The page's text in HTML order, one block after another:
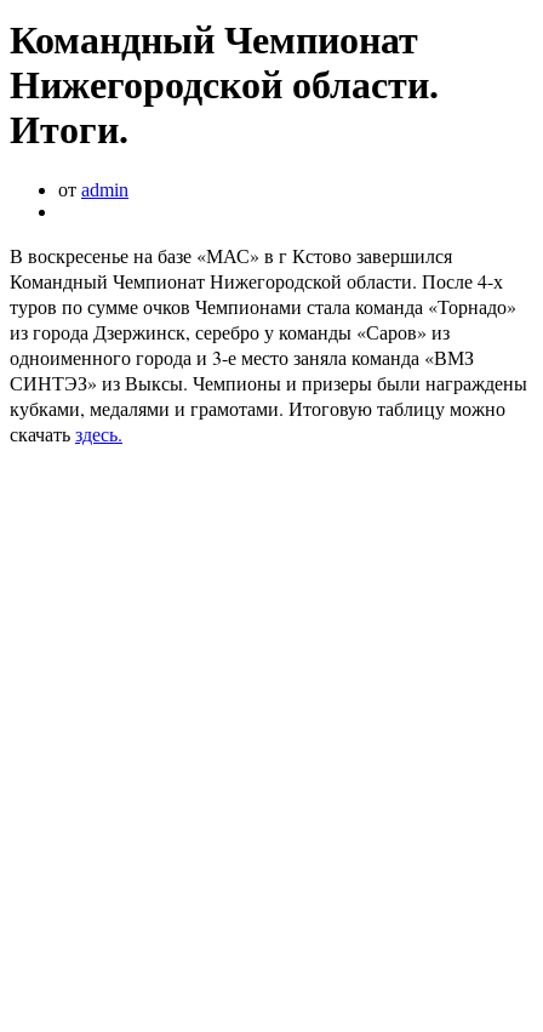
Командный Чемпионат
Нижегородской области.
Итоги.
от admin
В воскресенье на базе «МАС» в г Кстово завершился
Командный Чемпионат Нижегородской области. После 4-х
туров по сумме очков Чемпионами стала команда «Торнадо»
из города Дзержинск, серебро у команды «Саров» из
одноименного города и 3-е место заняла команда «ВМЗ
СИНТЭЗ» из Выксы. Чемпионы и призеры были награждены
кубками, медалями и грамотами. Итоговую таблицу можно
скачатьздесь.